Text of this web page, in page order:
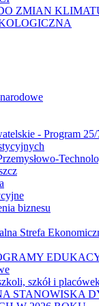
ZMIAN
- Program 25/
biznesu
Strefa
szkół i
STANOWISKA